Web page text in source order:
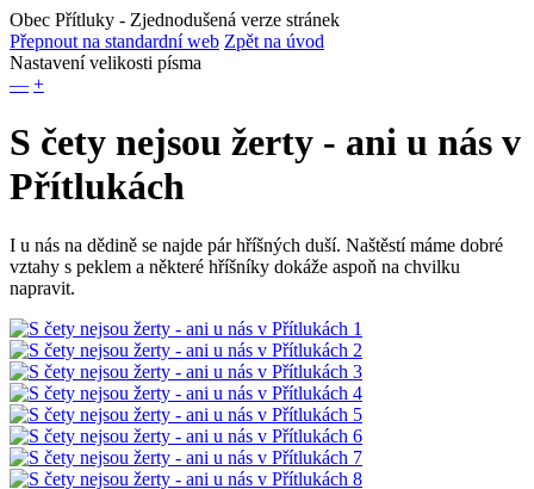
Obec Přítluky - Zjednodušená verze stránek
Přepnout na standardní web Zpět na úvod
Nastavení velikosti písma
— +
S čety nejsou žerty - ani u nás v
Přítlukách
I u nás na dědině se najde pár hříšných duší. Naštěstí máme dobré
vztahy s peklem a některé hříšníky dokáže aspoň na chvilku
napravit.